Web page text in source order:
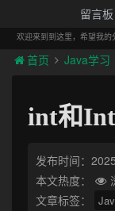
留言板
欢迎来到到这里，希望我的
首页 Java学习
int和
发布时间：
本文热度：
文章标签：